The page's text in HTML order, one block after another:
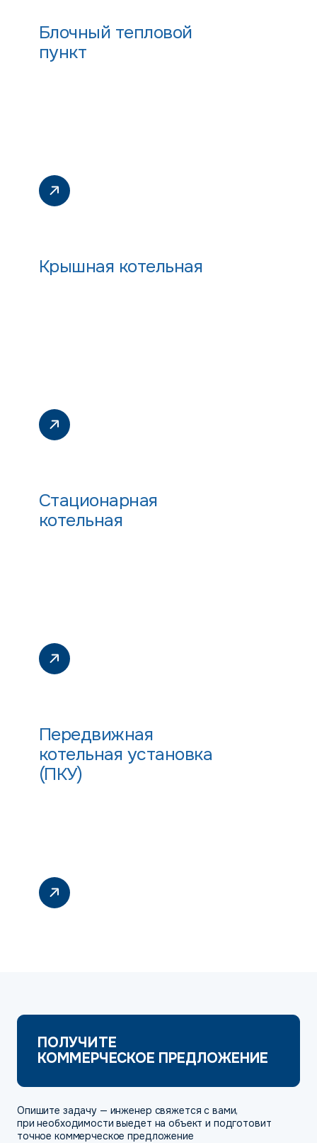
Блочный тепловой
пункт
Крышная котельная
Стационарная
котельная
Передвижная
котельная установка
(ПКУ)
ПОЛУЧИТЕ
КОММЕРЧЕСКОЕ ПРЕДЛОЖЕНИЕ
Опишите задачу — инженер свяжется с вами,
при необходимости выедет на объект и подготовит
точное коммерческое предложение